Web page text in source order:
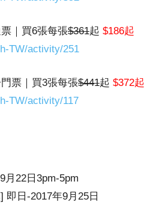
｜買6張每張$361起 $186起
TW/activity/251
票｜買3張每張$441起 $372起
TW/activity/117
月22日3pm-5pm
即日-2017年9月25日